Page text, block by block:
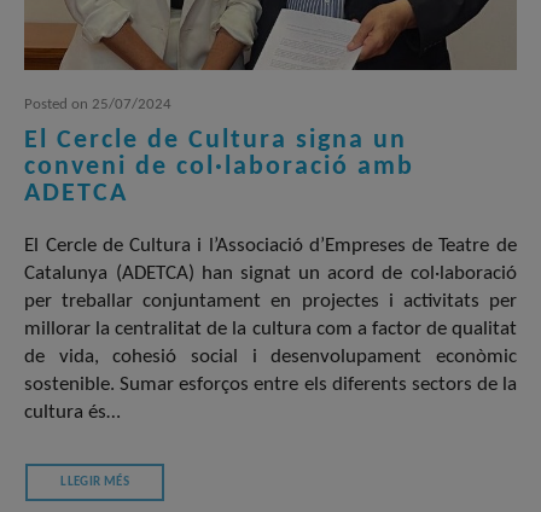
Postedon 25/07/2024
El Cercle de Cultura signa un
conveni de col·laboració amb
ADETCA
El Cercle de Cultura i l’Associació d’Empreses de Teatre de
Catalunya (ADETCA) han signat un acord de col·laboració
per treballar conjuntament en projectes i activitats per
millorar la centralitat de la cultura com a factor de qualitat
de vida, cohesió social i desenvolupament econòmic
sostenible. Sumar esforços entre els diferents sectors de la
cultura és…
LLEGIR MÉS